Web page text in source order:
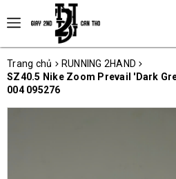
Trang chủ
RUNNING 2HAND
SZ40.5 Nike Zoom Prevail 'Dark
004 095276